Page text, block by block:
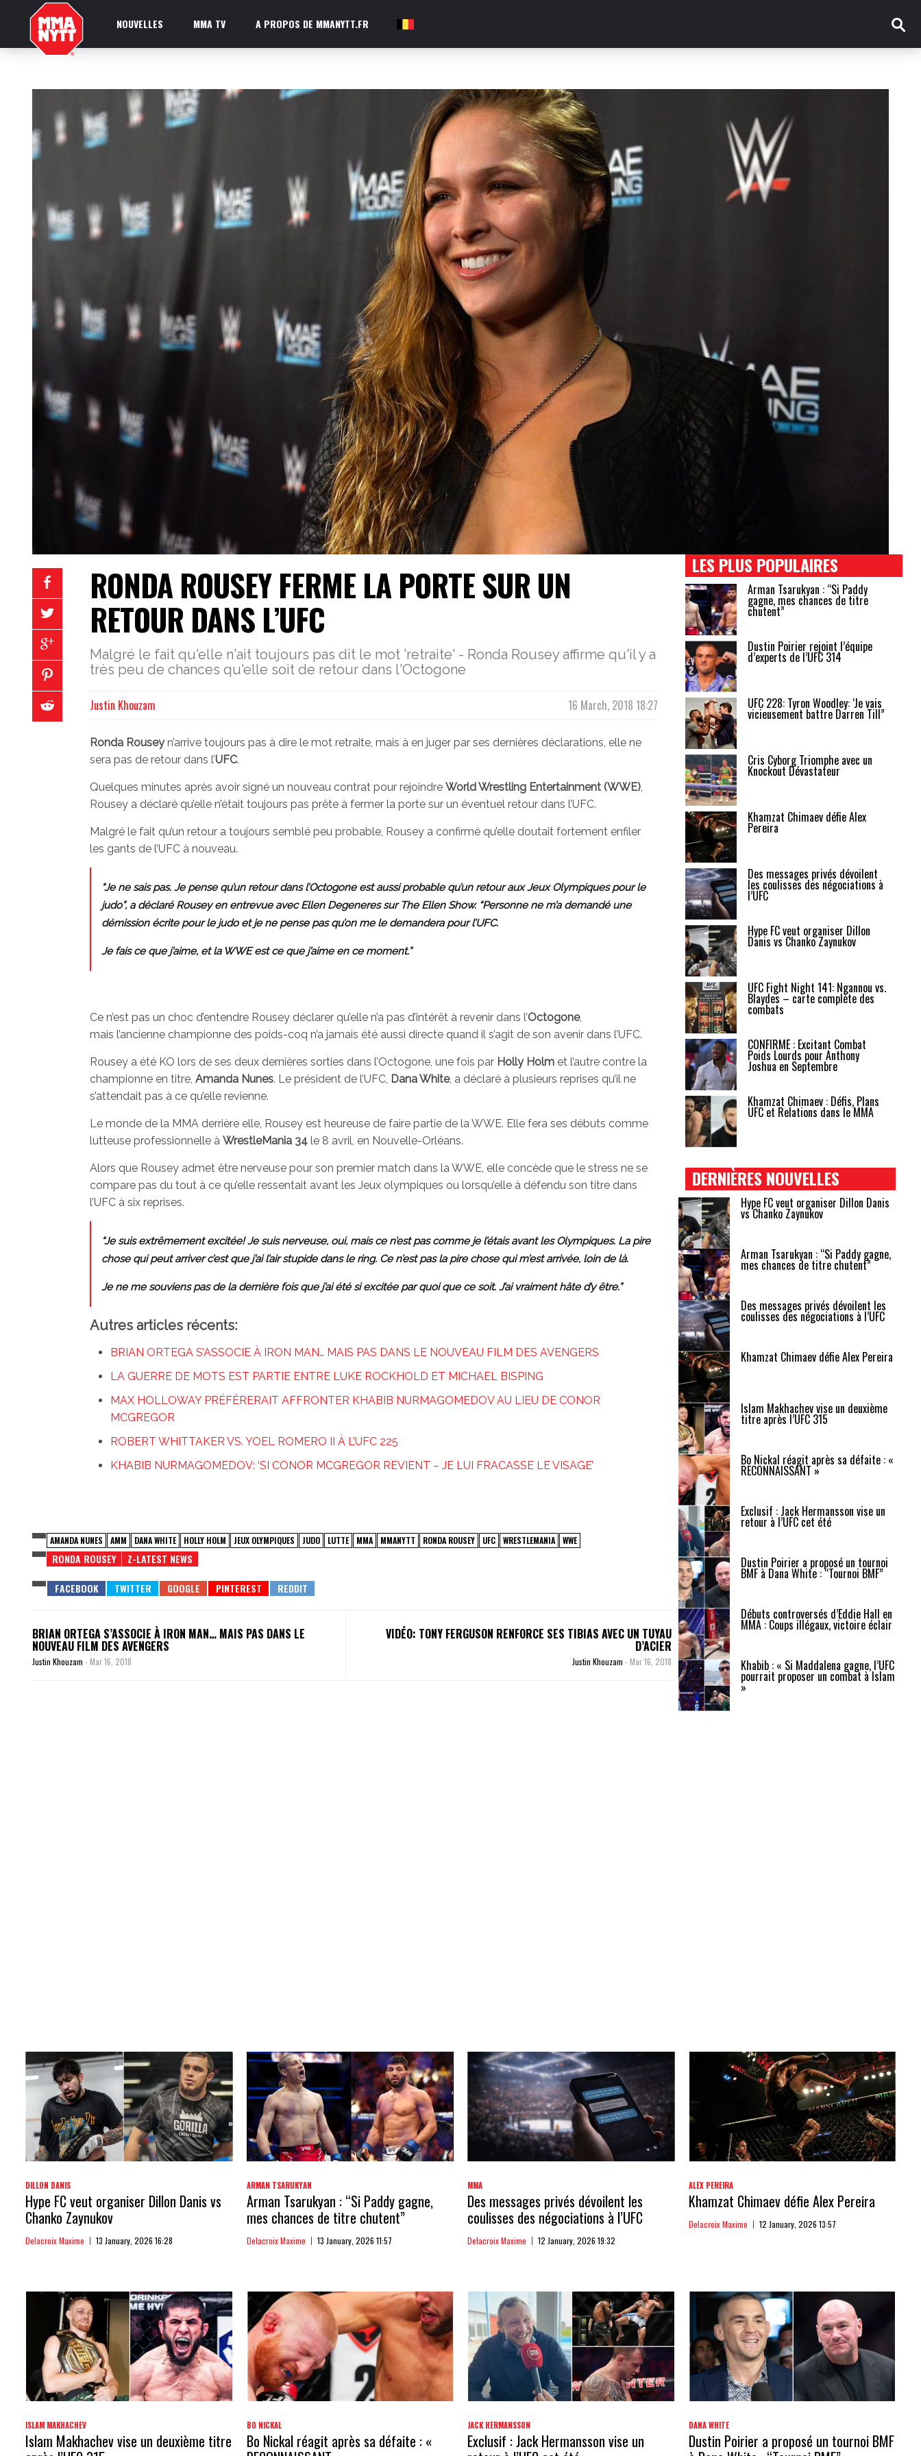
NOUVELLES MMA TV A PROPOS DE MMANYTT.FR FR
RONDA ROUSEY FERME LA PORTE SUR UN
RETOUR DANS L’UFC
Malgré le fait qu'elle n'ait toujours pas dit le mot 'retraite' - Ronda Rousey affirme qu'il y a
très peu de chances qu'elle soit de retour dans l'Octogone
16 March, 2018 18:27
Justin Khouzam
Ronda Rouseyn’arrive toujours pas à dire le mot retraite, mais à en juger par ses dernières déclarations, elle ne
sera pas de retour dans l’UFC.
Quelques minutes après avoir signé un nouveau contrat pour rejoindre World Wrestling Entertainment (WWE),
Rousey a déclaré qu’elle n’était toujours pas prête à fermer la porte sur un éventuel retour dans l’UFC.
Malgré le fait qu’un retour a toujours semblé peu probable, Rousey a confirmé qu’elle doutait fortement enfiler
les gants de l’UFC à nouveau.
“Je ne sais pas. Je pense qu’un retour dans l’Octogone est aussi probable qu’un retour aux Jeux Olympiques pour le
judo”, a déclaré Rousey en entrevue avec Ellen Degeneres sur The Ellen Show. “Personne ne m’a demandé une
démission écrite pour le judo et je ne pense pas qu’on me le demandera pour l’UFC.
Je fais ce que j’aime, et la WWE est ce que j’aime en ce moment.”
Ce n’est pas un choc d’entendre Rousey déclarer qu’elle n’a pas d’intérêt à revenir dans l’Octogone,
mais l’ancienne championne des poids-coq n’a jamais été aussi directe quand il s’agit de son avenir dans l’UFC.
Rousey a été KO lors de ses deux dernières sorties dans l’Octogone, une fois par Holly Holm et l’autre contre la
championne en titre, Amanda Nunes. Le président de l’UFC, Dana White, a déclaré à plusieurs reprises qu’il ne
s’attendait pas à ce qu’elle revienne.
Le monde de la MMA derrière elle, Rousey est heureuse de faire partie de la WWE. Elle fera ses débuts comme
lutteuse professionnelle à WrestleMania 34 le 8 avril, en Nouvelle-Orléans.
Alors que Rousey admet être nerveuse pour son premier match dans la WWE, elle concède que le stress ne se
compare pas du tout à ce qu’elle ressentait avant les Jeux olympiques ou lorsqu’elle à défendu son titre dans
l’UFC à six reprises.
“Je suis extrêmement excitée! Je suis nerveuse, oui, mais ce n’est pas comme je l’étais avant les Olympiques. La pire
chose qui peut arriver c’est que j’ai l’air stupide dans le ring. Ce n’est pas la pire chose qui m’est arrivée, loin de là.
Je ne me souviens pas de la dernière fois que j’ai été si excitée par quoi que ce soit. J’ai vraiment hâte d’y être.”
Autres articles récents:
BRIAN ORTEGA S’ASSOCIE À IRON MAN… MAIS PAS DANS LE NOUVEAU FILM DES AVENGERS
LA GUERRE DE MOTS EST PARTIE ENTRE LUKE ROCKHOLD ET MICHAEL BISPING
MAX HOLLOWAY PRÉFÈRERAIT AFFRONTER KHABIB NURMAGOMEDOV AU LIEU DE CONOR
MCGREGOR
ROBERT WHITTAKER VS. YOEL ROMERO II À L’UFC 225
KHABIB NURMAGOMEDOV: ‘SI CONOR MCGREGOR REVIENT – JE LUI FRACASSE LE VISAGE’
AMANDA NUNES AMM DANA WHITE HOLLY HOLM JEUX OLYMPIQUES JUDO LUTTE MMA MMANYTT RONDA ROUSEY UFC WRESTLEMANIA WWE
RONDA ROUSEY Z-LATEST NEWS
BRIAN ORTEGA S’ASSOCIE À IRON MAN… MAIS PAS DANS LE
NOUVEAU FILM DES AVENGERS
Justin Khouzam - Mar 16, 2018
VIDÉO: TONY FERGUSON RENFORCE SES TIBIAS AVEC UN TUYAU
D’ACIER
Justin Khouzam - Mar 16, 2018
LES PLUS POPULAIRES
Arman Tsarukyan : “Si Paddy
gagne, mes chances de titre
chutent”
Dustin Poirier rejoint l’équipe
d’experts de l’UFC 314
UFC 228: Tyron Woodley: ‘Je vais
vicieusement battre Darren Till”
Cris Cyborg Triomphe avec un
Knockout Dévastateur
Khamzat Chimaev défie Alex
Pereira
Des messages privés dévoilent
les coulisses des négociations à
l’UFC
Hype FC veut organiser Dillon
Danis vs Chanko Zaynukov
UFC Fight Night 141: Ngannou vs.
Blaydes – carte complète des
combats
CONFIRMÉ : Excitant Combat
Poids Lourds pour Anthony
Joshua en Septembre
Khamzat Chimaev : Défis, Plans
UFC et Relations dans le MMA
DERNIÈRES NOUVELLES
Hype FC veut organiser Dillon Danis
vs Chanko Zaynukov
Arman Tsarukyan : “Si Paddy gagne,
mes chances de titre chutent”
Des messages privés dévoilent les
coulisses des négociations à l’UFC
Khamzat Chimaev défie Alex Pereira
Islam Makhachev vise un deuxième
titre après l’UFC 315
Bo Nickal réagit après sa défaite : «
RECONNAISSANT »
Exclusif : Jack Hermansson vise un
retour à l’UFC cet été
Dustin Poirier a proposé un tournoi
BMF à Dana White : “Tournoi BMF”
Débuts controversés d’Eddie Hall en
MMA : Coups illégaux, victoire éclair
Khabib : « Si Maddalena gagne, l’UFC
pourrait proposer un combat à Islam
»
DILLON DANIS
Hype FC veut organiser Dillon Danis vs
Chanko Zaynukov
Delacroix Maxime 13 January, 2026 16:28
ARMAN TSARUKYAN
Arman Tsarukyan : “Si Paddy gagne,
mes chances de titre chutent”
Delacroix Maxime 13 January, 2026 11:57
MMA
Des messages privés dévoilent les
coulisses des négociations à l’UFC
Delacroix Maxime 12 January, 2026 19:32
ALEX PEREIRA
Khamzat Chimaev défie Alex Pereira
Delacroix Maxime 12 January, 2026 13:57
ISLAM MAKHACHEV
Islam Makhachev vise un deuxième titre
BO NICKAL
Bo Nickal réagit après sa défaite : «
JACK HERMANSSON
Exclusif : Jack Hermansson vise un
DANA WHITE
Dustin Poirier a proposé un tournoi BMF